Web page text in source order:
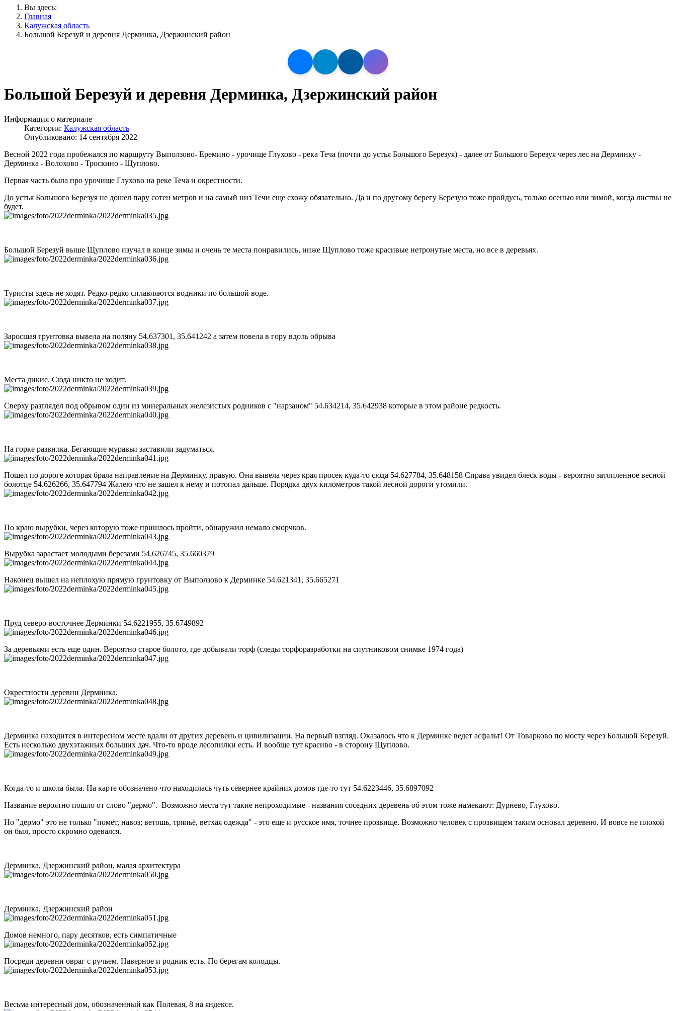
Вы здесь:
Главная
Калужская область
Большой Березуй и деревня Дерминка, Дзержинский район
Большой Березуй и деревня Дерминка, Дзержинский район
Информация о материале
Категория: Калужская область
Опубликовано: 14 сентября 2022
Весной 2022 года пробежался по маршруту Выползово- Еремино - урочище Глухово - река Теча (почти до устья Большого Березуя) - далее от Большого Березуя через лес на Дерминку -
Дерминка - Волохово - Троскино - Щуплово.
Первая часть была про урочище Глухово на реке Теча и окрестности.
До устья Большого Березуя не дошел пару сотен метров и на самый низ Течи еще схожу обязательно. Да и по другому берегу Березую тоже пройдусь, только осенью или зимой, когда листвы не
будет.
Большой Березуй выше Щуплово изучал в конце зимы и очень те места понравились, ниже Щуплово тоже красивые нетронутые места, но все в деревьях.
Туристы здесь не ходят. Редко-редко сплавляются водники по большой воде.
Заросшая грунтовка вывела на поляну 54.637301, 35.641242 а затем повела в гору вдоль обрыва
Места дикие. Сюда никто не ходит.
Сверху разглядел под обрывом один из минеральных железистых родников с "нарзаном" 54.634214, 35.642938 которые в этом районе редкость.
На горке развилка. Бегающие муравьи заставили задуматься.
Пошел по дороге которая брала направление на Дерминку, правую. Она вывела через края просек куда-то сюда 54.627784, 35.648158 Справа увидел блеск воды - вероятно затопленное весной
болотце 54.626266, 35.647794 Жалею что не зашел к нему и потопал дальше. Порядка двух километров такой лесной дороги утомили.
По краю вырубки, через которую тоже пришлось пройти, обнаружил немало сморчков.
Вырубка зарастает молодыми березами 54.626745, 35.660379
Наконец вышел на неплохую прямую грунтовку от Выползово к Дерминке 54.621341, 35.665271
Пруд северо-восточнее Дерминки 54.6221955, 35.6749892
За деревьями есть еще один. Вероятно старое болото, где добывали торф (следы торфоразработки на спутниковом снимке 1974 года)
Окрестности деревни Дерминка.
Дерминка находится в интересном месте вдали от других деревень и цивилизации. На первый взгляд. Оказалось что к Дерминке ведет асфальт! От Товарково по мосту через Большой Березуй.
Есть несколько двухэтажных больших дач. Что-то вроде лесопилки есть. И вообще тут красиво - в сторону Щуплово.
Когда-то и школа была. На карте обозначено что находилась чуть севернее крайних домов где-то тут 54.6223446, 35.6897092
Название вероятно пошло от слово "дермо". Возможно места тут такие непроходимые - названия соседних деревень об этом тоже намекают: Дурнево, Глухово.
Но "дермо" это не только "помёт, навоз; ветошь, тряпьё, ветхая одежда" - это еще и русское имя, точнее прозвище. Возможно человек с прозвищем таким основал деревню. И вовсе не плохой
он был, просто скромно одевался.
Дерминка, Дзержинский район, малая архитектура
Дерминка, Дзержинский район
Домов немного, пару десятков, есть симпатичные
Посреди деревни овраг с ручьем. Наверное и родник есть. По берегам колодцы.
Весьма интересный дом, обозначенный как Полевая, 8 на яндексе.